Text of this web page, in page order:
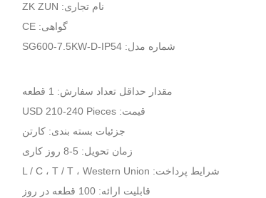
نام تجاری: ZK ZUN
گواهی: CE
شماره مدل: SG600-7.5KW-D-IP54
مقدار حداقل تعداد سفارش: 1 قطعه
قیمت: USD 210-240 Pieces
جزئیات بسته بندی: کارتن
زمان تحویل: 5-8 روز کاری
شرایط پرداخت: L / C ، T / T ، Western Union
قابلیت ارائه: 100 قطعه در روز